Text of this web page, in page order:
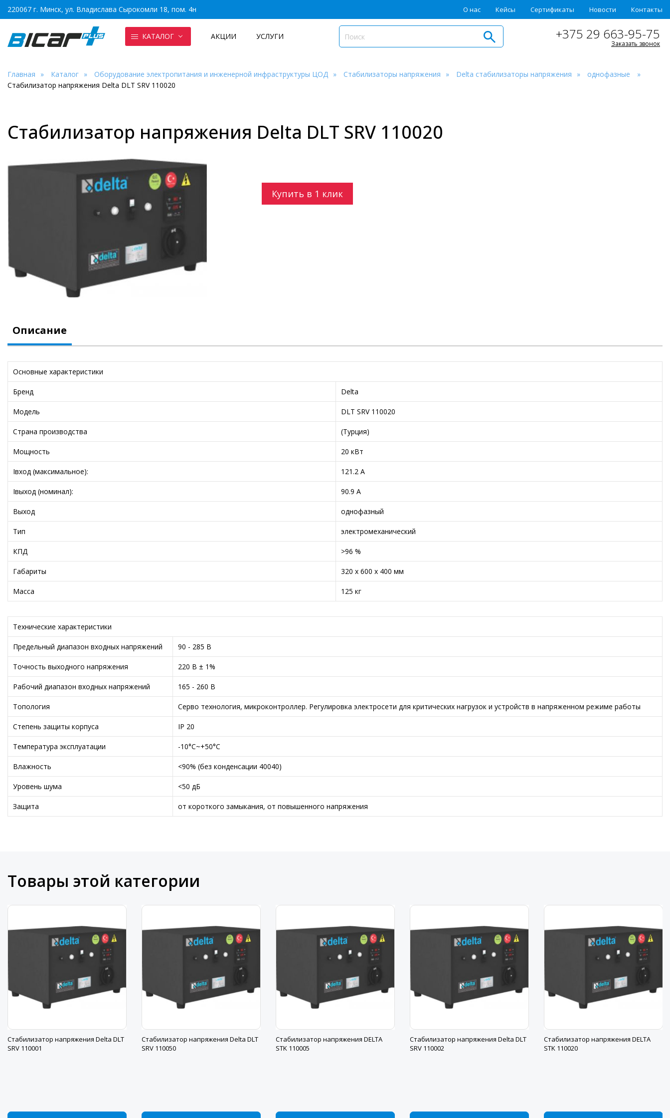
220067 г. Минск, ул. Владислава Сырокомли 18, пом. 4н О нас Кейсы Сертификаты Новости Контакты
КАТАЛОГ АКЦИИ УСЛУГИ +375 29 663-95-75
Заказать звонок
Главная Каталог Оборудование электропитания и инженерной инфраструктуры ЦОД Стабилизаторы напряжения Delta стабилизаторы напряжения
однофазные
Стабилизатор напряжения Delta DLT SRV 110020
Стабилизатор напряжения Delta DLT SRV 110020
Купить в 1 клик
Описание
Основные характеристики
Бренд Delta
Модель DLT SRV 110020
Страна производства (Турция)
Мощность 20 кВт
Iвход (максимальное): 121.2 А
Iвыход (номинал): 90.9 А
Выход однофазный
Тип электромеханический
КПД >96 %
Габариты 320 x 600 x 400 мм
Масса 125 кг
Технические характеристики
Предельный диапазон входных напряжений 90 - 285 В
Точность выходного напряжения 220 В ± 1%
Рабочий диапазон входных напряжений 165 - 260 В
Топология Серво технология, микроконтроллер. Регулировка электросети для критических нагрузок и устройств в напряженном режиме работы
Степень защиты корпуса IP 20
Температура эксплуатации -10°C~+50°C
Влажность <90% (без конденсации 40040)
Уровень шума <50 дБ
Защита от короткого замыкания, от повышенного напряжения
Товары этой категории
Стабилизатор напряжения Delta DLT
SRV 110001
Стабилизатор напряжения Delta DLT
SRV 110050
Стабилизатор напряжения DELTA
STK 110005
Стабилизатор напряжения Delta DLT
SRV 110002
Стабилизатор напряжения DELTA
STK 110020